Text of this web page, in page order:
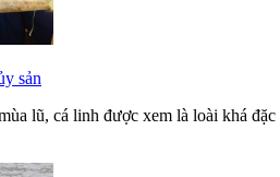
sản
lũ, cá linh được xem là loài khá đặc